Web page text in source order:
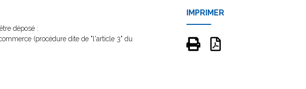
déposé :
(procédure dite de "l'article 3" du
IMPRIMER